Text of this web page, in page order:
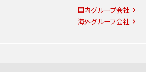
国内グループ会社
海外グループ会社